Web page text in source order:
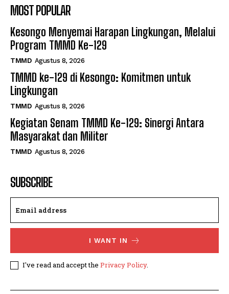
MOST POPULAR
Kesongo Menyemai Harapan Lingkungan, Melalui
Program TMMD Ke-129
TMMD Agustus 8, 2026
TMMD ke-129 di Kesongo: Komitmen untuk
Lingkungan
TMMD Agustus 8, 2026
Kegiatan Senam TMMD Ke-129: Sinergi Antara
Masyarakat dan Militer
TMMD Agustus 8, 2026
SUBSCRIBE
I WANT IN
I've read and accept the Privacy Policy.